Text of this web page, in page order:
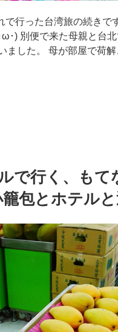
で行った台湾旅の続きで
･) 別便で来た母親と台
ました。 母が部屋で荷
で行く、もて
包とホテル